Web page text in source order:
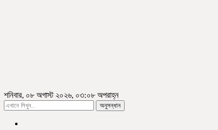
শনিবার, ০৮ অগাস্ট ২০২৬, ০৩:০৮ অপরাহ্ন
অনুসন্ধান